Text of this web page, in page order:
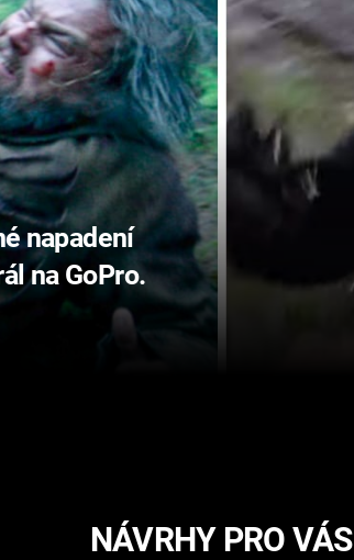
napadení
na GoPro.
NÁVRHY PRO VÁS